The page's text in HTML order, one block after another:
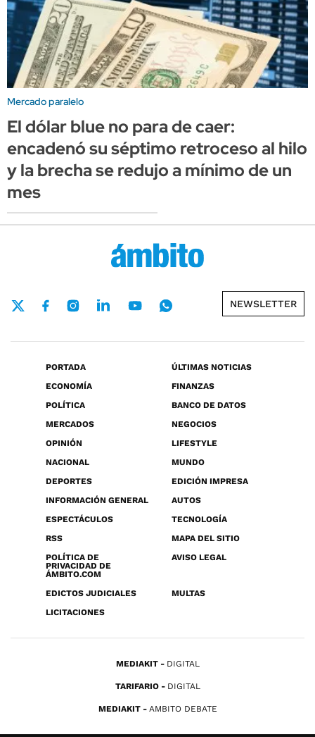
Mercado paralelo
El dólar blue no para de caer:
encadenó su séptimo retroceso al hilo
y la brecha se redujo a mínimo de un
mes
NEWSLETTER
PORTADA
ÚLTIMAS NOTICIAS
ECONOMÍA
FINANZAS
POLÍTICA
BANCO DE DATOS
MERCADOS
NEGOCIOS
OPINIÓN
LIFESTYLE
NACIONAL
MUNDO
DEPORTES
EDICIÓN IMPRESA
INFORMACIÓN GENERAL
AUTOS
ESPECTÁCULOS
TECNOLOGÍA
RSS
MAPA DEL SITIO
POLÍTICA DE
PRIVACIDAD DE
ÁMBITO.COM
AVISO LEGAL
EDICTOS JUDICIALES
MULTAS
LICITACIONES
MEDIAKIT DIGITAL
TARIFARIO DIGITAL
MEDIAKIT AMBITO DEBATE